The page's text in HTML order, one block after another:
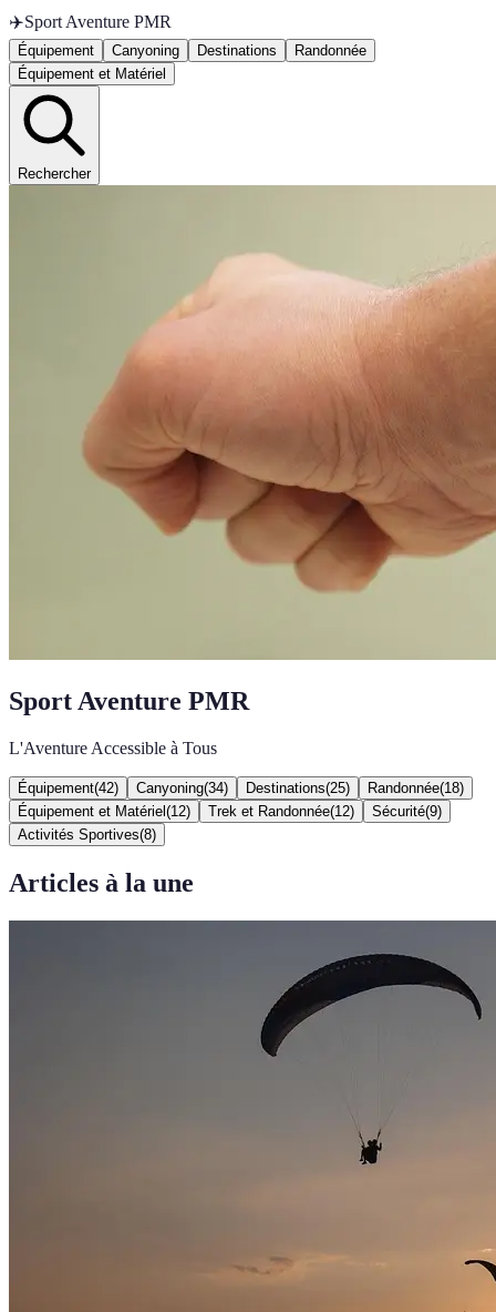
✈️Sport Aventure PMR
Équipement Canyoning Destinations
Randonnée
Équipement et Matériel
Rechercher
Sport Aventure PMR
L'Aventure Accessible à Tous
Équipement(42) Canyoning(34) Destinations(25) Randonnée(18)
Équipement et Matériel (12) Trek et Randonnée(12) Sécurité(9)
Activités Sportives(8)
Articles à la une